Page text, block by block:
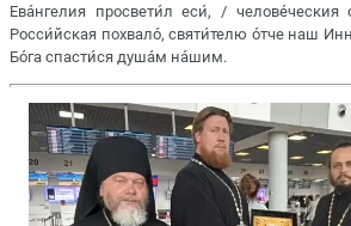
Ева́нгелия просвети́л еси́, /
Росси́йская похвало́, святи́телю о́тче наш
Бо́га спасти́ся душа́м на́шим.